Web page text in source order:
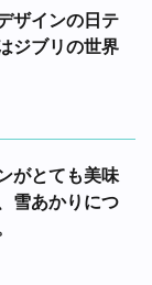
ザインの日テ
ジブリの世界
がとても美味
雪あかりにつ